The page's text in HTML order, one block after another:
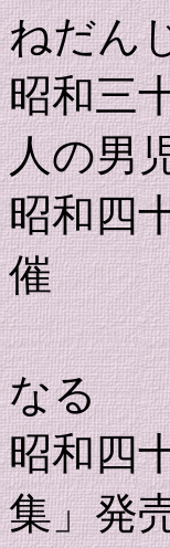
ねだん
昭和三
人の男
昭和四
催
そ
なる
昭和四
集」発